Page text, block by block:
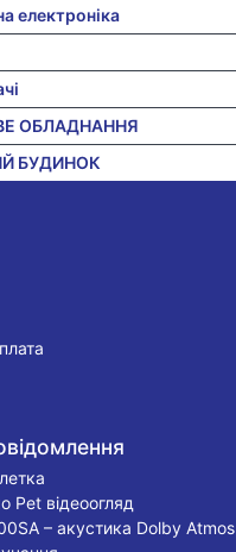
електроніка
ОБЛАДНАННЯ
БУДИНОК
Pet відеоогляд
– акустика Dolby